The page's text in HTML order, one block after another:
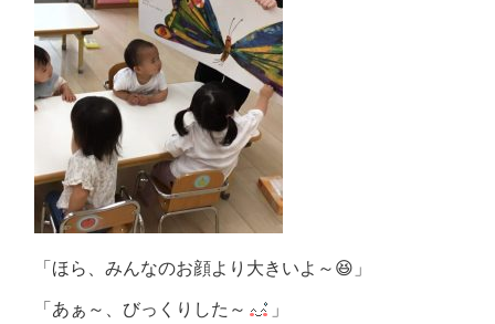
「ほら、みんなのお顔より大きいよ～😆」
「あぁ～、びっくりした～ 」